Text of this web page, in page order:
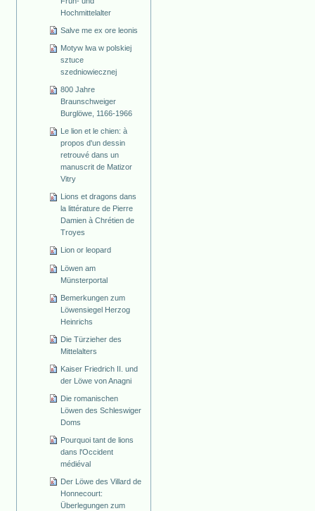
Hochmittelalter
Salve me ex ore leonis
Motyw lwa w polskiej
sztuce
szedniowiecznej
800 Jahre
Braunschweiger
Burglöwe, 1166-1966
Le lion et le chien: à
propos d'un dessin
retrouvé dans un
manuscrit de Matizor
Vitry
Lions et dragons dans
la littérature de Pierre
Damien à Chrétien de
Troyes
Lion or leopard
Löwen am
Münsterportal
Bemerkungen zum
Löwensiegel Herzog
Heinrichs
Die Türzieher des
Mittelalters
Kaiser Friedrich II. und
der Löwe von Anagni
Die romanischen
Löwen des Schleswiger
Doms
Pourquoi tant de lions
dans l'Occident
médiéval
Der Löwe des Villard de
Honnecourt:
Überlegungen zum